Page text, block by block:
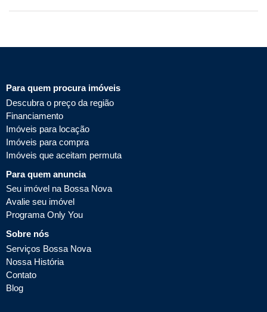
Para quem procura imóveis
Descubra o preço da região
Financiamento
Imóveis para locação
Imóveis para compra
Imóveis que aceitam permuta
Para quem anuncia
Seu imóvel na Bossa Nova
Avalie seu imóvel
Programa Only You
Sobre nós
Serviços Bossa Nova
Nossa História
Contato
Blog